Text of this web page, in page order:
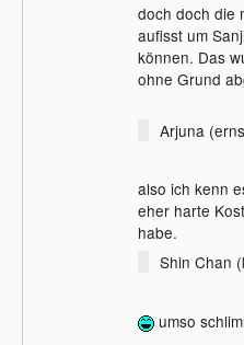
doch doch die
aufisst um
können. Das
ohne Grund
Arjuna
also ich kenn
eher harte
habe.
Shin Chan
umso